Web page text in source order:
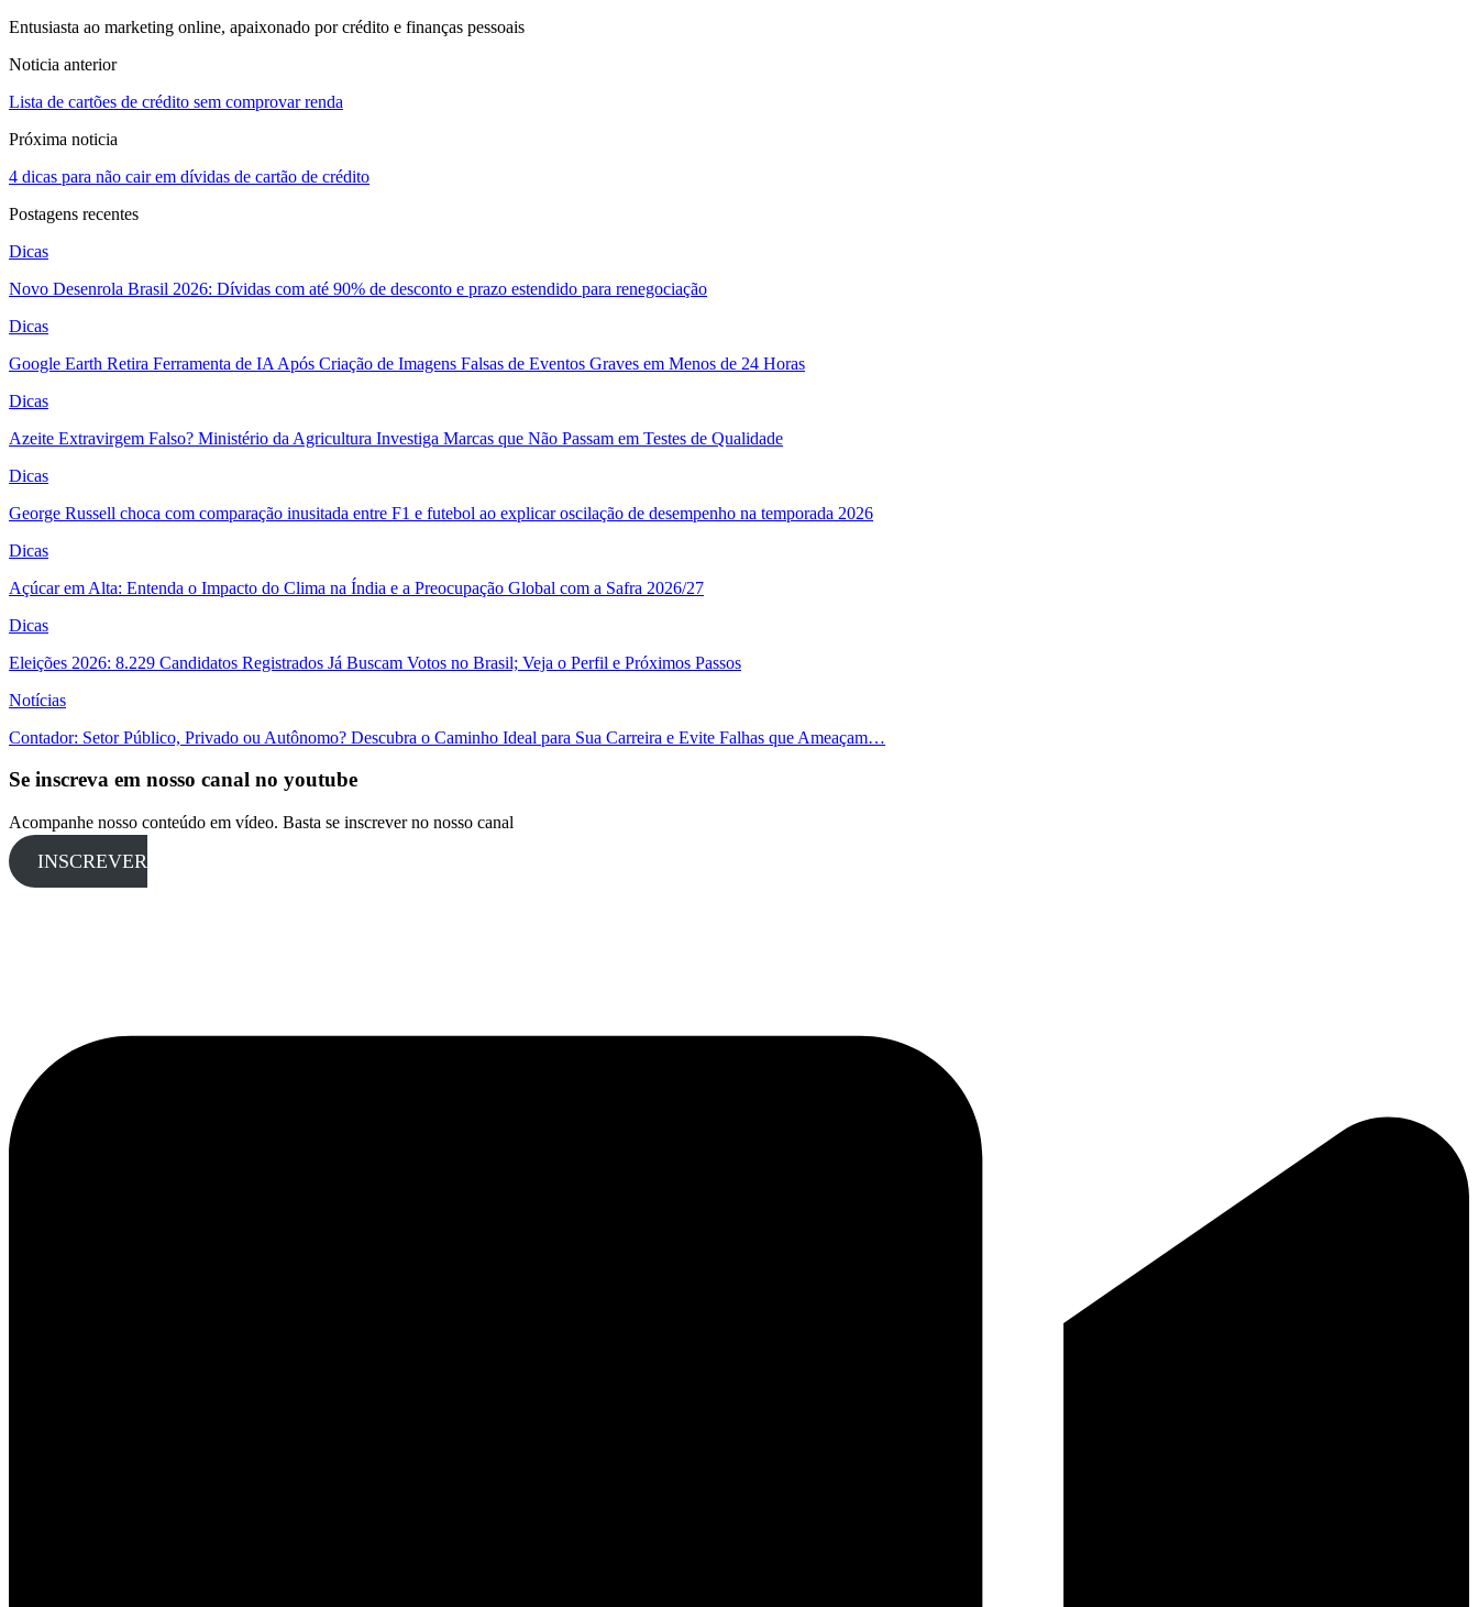
Entusiasta ao marketing online, apaixonado por crédito e finanças pessoais
Noticia anterior
Lista de cartões de crédito sem comprovar renda
Próxima noticia
4 dicas para não cair em dívidas de cartão de crédito
Postagens recentes
Dicas
Novo Desenrola Brasil 2026: Dívidas com até 90% de desconto e prazo estendido para renegociação
Dicas
Google Earth Retira Ferramenta de IA Após Criação de Imagens Falsas de Eventos Graves em Menos de 24 Horas
Dicas
Azeite Extravirgem Falso? Ministério da Agricultura Investiga Marcas que Não Passam em Testes de Qualidade
Dicas
George Russell choca com comparação inusitada entre F1 e futebol ao explicar oscilação de desempenho na temporada 2026
Dicas
Açúcar em Alta: Entenda o Impacto do Clima na Índia e a Preocupação Global com a Safra 2026/27
Dicas
Eleições 2026: 8.229 Candidatos Registrados Já Buscam Votos no Brasil; Veja o Perfil e Próximos Passos
Notícias
Contador: Setor Público, Privado ou Autônomo? Descubra o Caminho Ideal para Sua Carreira e Evite Falhas que Ameaçam…
Se inscreva em nosso canal no youtube
Acompanhe nosso conteúdo em vídeo. Basta se inscrever no nosso canal
INSCREVER